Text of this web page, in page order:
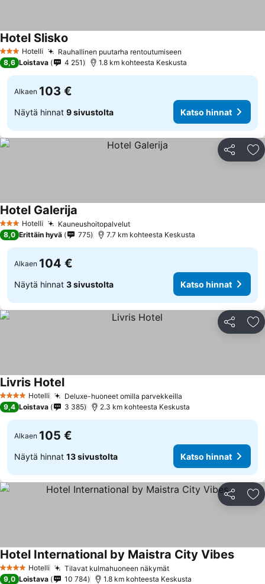
3 Tähtiluokitus
Hotelli Rauhallinen puutarha rentoutumiseen
Hotel Slisko
8,6 Loistava 4 251 1.8 km kohteesta Keskusta
Alkaen 103 €
Näytä hinnat 9 sivustolta Katso hinnat
Jaa
3 Tähtiluokitus
Hotelli KauneushoitopalvelutKatso hinnat
Hotel Galerija
8,0 Erittäin hyvä 775 7.7 km kohteesta Keskusta
Alkaen 104 €
Näytä hinnat 3 sivustolta Katso hinnat
Jaa
4 Tähtiluokitus
Hotelli Deluxe-huoneet omilla parvekkeilla
Livris HotelKatso hinnat
9,4 Loistava 3 385 2.3 km kohteesta Keskusta
Alkaen 105 €
Näytä hinnat 13 sivustolta Katso hinnat
Jaa
4 Tähtiluokitus
Hotelli Tilavat kulmahuoneen näkymätKatso hinnat
Hotel International by Maistra City VibesKatso
9,0 Loistava 10 784 1.8 km kohteesta Keskusta